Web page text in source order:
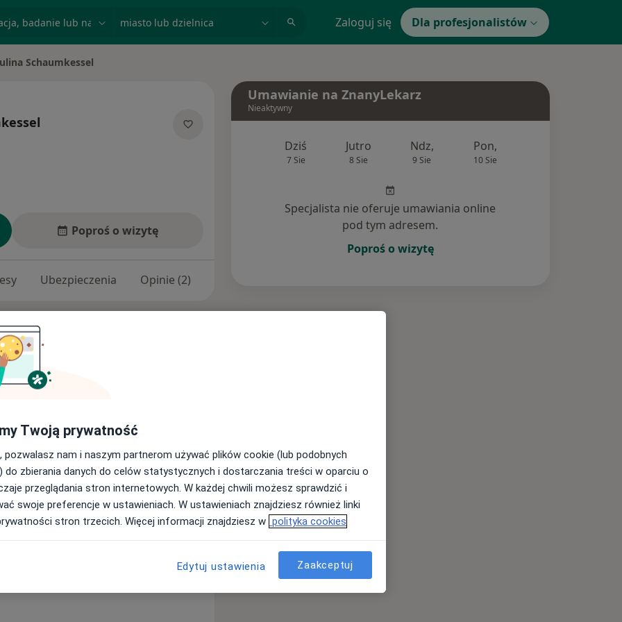
Zaloguj się Dla profesjonalistów
Schaumkessel
Poproś o wizytę
Ubezpieczenia Opinie (2)
i osteopatii.
swoje kwalifikacje.
szkoleniach podyplomowych, które
dolegliwości pacjentów.
i możliwości ich rozwiązywania,
w obszarach ciała pacjenta,
dolegliwości.
i długofalowe efekty, udzielam
pacjent, aby aktywnie wpływać na
Umawianie na ZnanyLekarz
Nieaktywny
Dziś
7 Sie
Jutro
8 Sie
Ndz,
9 Sie
Pon,
10 Sie
Specjalista nie oferuje umawiania online
pod tym adresem.
Poproś o wizytę
Twoją prywatność
pozwalasz nam i naszym partnerom używać plików cookie (lub podobnych
do zbierania danych do celów statystycznych i dostarczania treści w oparciu o
przeglądania stron internetowych. W każdej chwili możesz sprawdzić i
swoje preferencje w ustawieniach. W ustawieniach znajdziesz również linki
stron trzecich. Więcej informacji znajdziesz w polityka cookies
Edytuj ustawienia Zaakceptuj